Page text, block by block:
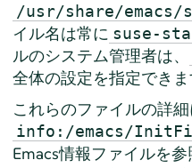
/usr/share/
イル名は常に suse-
ルのシステム管理者は、
全体の設定を指定できま
これらのファイルの詳細
info:/emacs/
Emacs情報ファイルを